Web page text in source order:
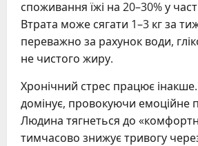
споживання їжі на 20–30% у
Втрата може сягати 1–3 кг за
переважно за рахунок води,
не чистого жиру.
Хронічний стрес працює
домінує, провокуючи емоційне
Людина тягнеться до
тимчасово знижує тривогу